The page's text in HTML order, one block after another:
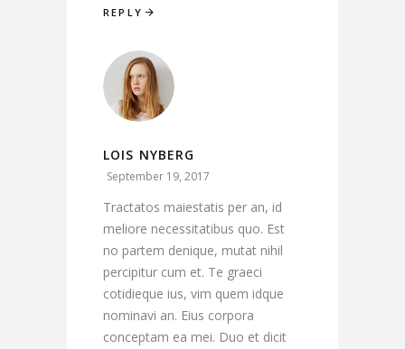
REPLY
LOIS NYBERG
September 19, 2017
Tractatos maiestatis per an, id
meliore necessitatibus quo. Est
no partem denique, mutat nihil
percipitur cum et. Te graeci
cotidieque ius, vim quem idque
nominavi an. Eius corpora
conceptam ea mei. Duo et dicit